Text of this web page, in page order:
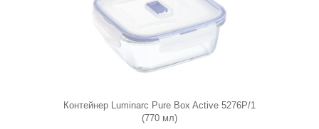
Контейнер Luminarc Pure Box Active 5276P/1
(770 мл)